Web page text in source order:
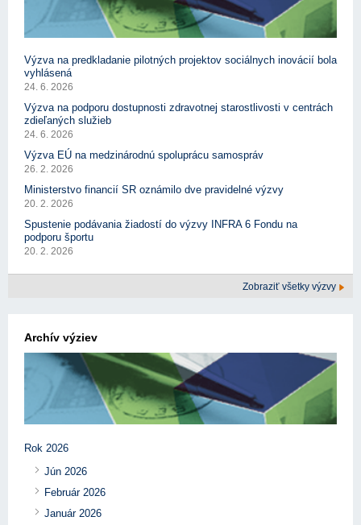
Výzva na predkladanie pilotných projektov sociálnych inovácií bola
vyhlásená
24. 6. 2026
Výzva na podporu dostupnosti zdravotnej starostlivosti v centrách
zdieľaných služieb
24. 6. 2026
Výzva EÚ na medzinárodnú spoluprácu samospráv
26. 2. 2026
Ministerstvo financií SR oznámilo dve pravidelné výzvy
20. 2. 2026
Spustenie podávania žiadostí do výzvy INFRA 6 Fondu na
podporu športu
20. 2. 2026
Zobraziť všetky výzvy
Archív výziev
Rok 2026
Jún 2026
Február 2026
Január 2026